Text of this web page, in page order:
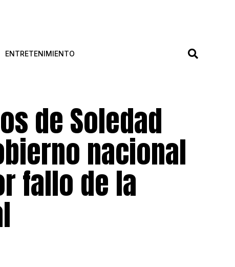
ENTRETENIMIENTO
de Soledad
nacional
fallo de la